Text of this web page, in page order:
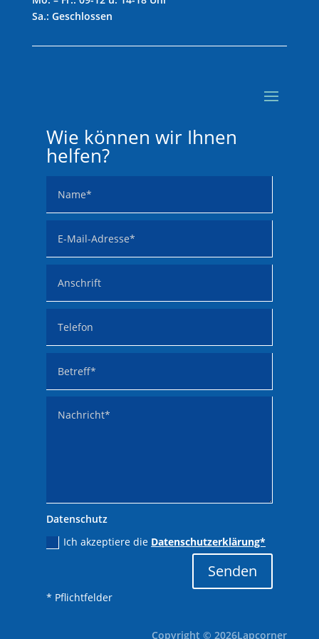
Sa.: Geschlossen
Wie können wir Ihnen
helfen?
Datenschutz
Ich akzeptiere die Datenschutzerklärung*
Senden
* Pflichtfelder
Copyright © 2026Lapcorner